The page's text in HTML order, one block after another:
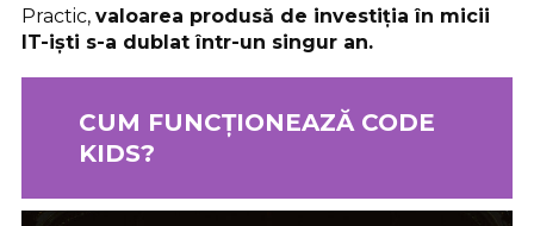
Practic, valoarea produsă de investiția în micii
IT-iști s-a dublat într-un singur an.
CUM FUNCȚIONEAZĂ CODE
KIDS?